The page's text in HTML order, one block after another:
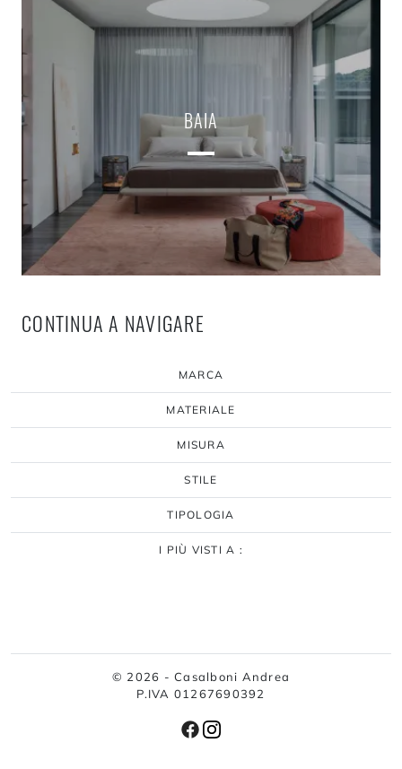
BAIA
CONTINUA A NAVIGARE
MARCA
MATERIALE
MISURA
STILE
TIPOLOGIA
I PIÙ VISTI A :
© 2026 - Casalboni Andrea
P.IVA 01267690392